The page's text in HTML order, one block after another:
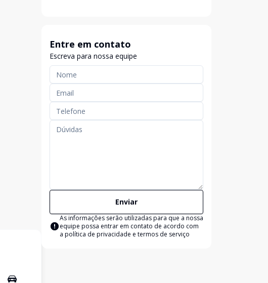
Entre em contato
Escreva para nossa equipe
Enviar
As informações serão utilizadas para que a nossa
equipe possa entrar em contato de acordo com
a política de privacidade e termos de serviço